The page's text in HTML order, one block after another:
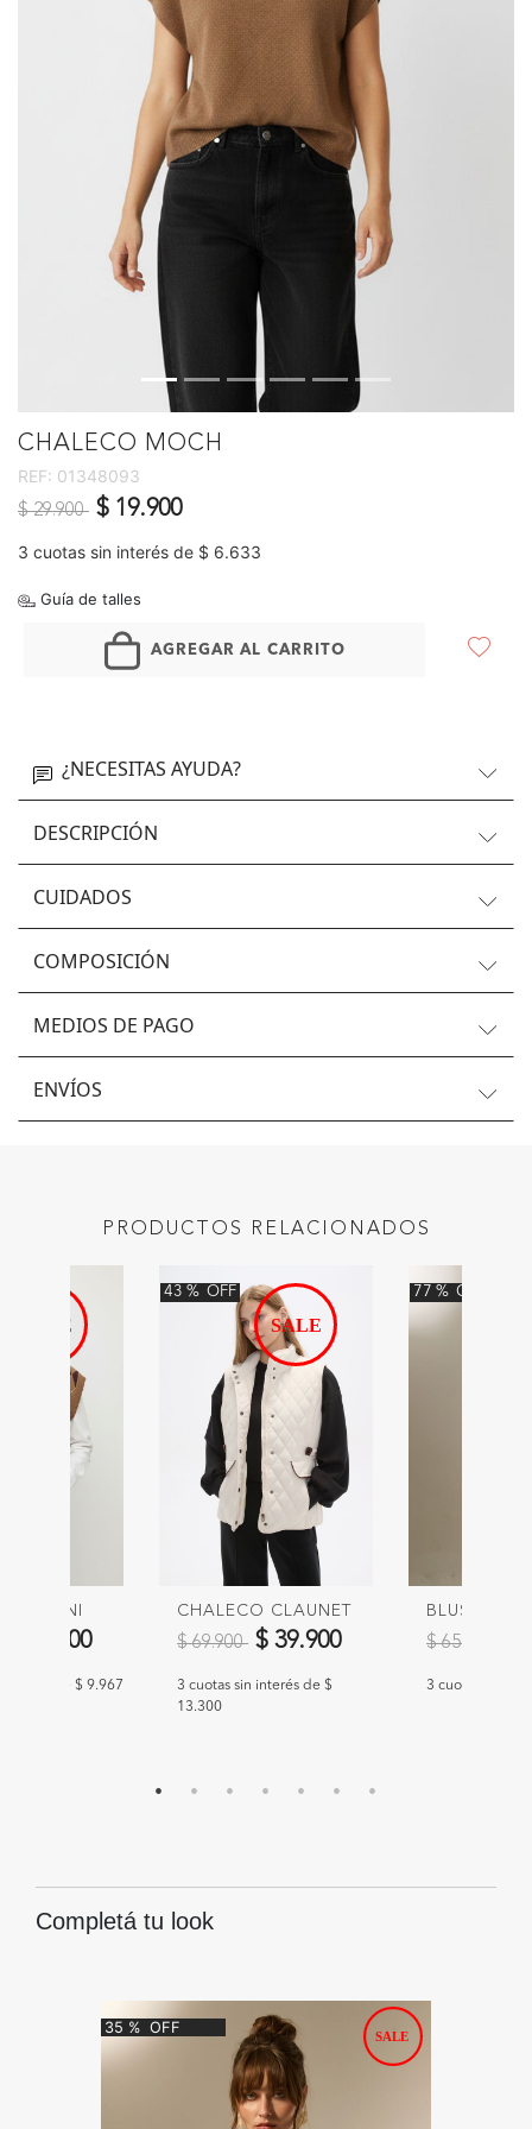
CHALECO MOCH
REF: 01348093
Precio reducido de
$ 29.900 a$ 19.900
3 cuotas sin interés de $ 6.633
Guía de talles
AGREGAR AL CARRITO
¿NECESITAS AYUDA?
DESCRIPCIÓN
CUIDADOS
COMPOSICIÓN
MEDIOS DE PAGO
ENVÍOS
PRODUCTOS RELACIONADOS
OMANI
de
$ 29.900
interés de $ 9.967
43% OFF
CHALECO CLAUNET
Precio reducido de
$ 69.900 a$ 39.900
3 cuotas sin interés de $
13.300
77% OFF
BLUSA
Precio
$ 65.900
3 cuotas sin
Completá tu look
35 % OFF